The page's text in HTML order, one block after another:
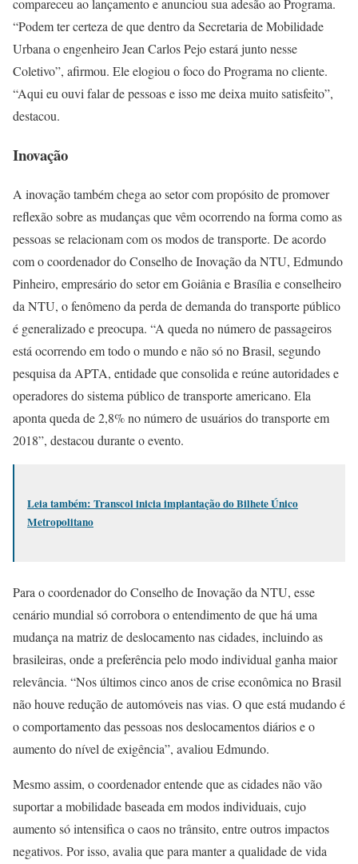
compareceu ao lançamento e anunciou sua adesão ao Programa.
“Podem ter certeza de que dentro da Secretaria de Mobilidade
Urbana o engenheiro Jean Carlos Pejo estará junto nesse
Coletivo”, afirmou. Ele elogiou o foco do Programa no cliente.
“Aqui eu ouvi falar de pessoas e isso me deixa muito satisfeito”,
destacou.
Inovação
A inovação também chega ao setor com propósito de promover
reflexão sobre as mudanças que vêm ocorrendo na forma como as
pessoas se relacionam com os modos de transporte. De acordo
com o coordenador do Conselho de Inovação da NTU, Edmundo
Pinheiro, empresário do setor em Goiânia e Brasília e conselheiro
da NTU, o fenômeno da perda de demanda do transporte público
é generalizado e preocupa. “A queda no número de passageiros
está ocorrendo em todo o mundo e não só no Brasil, segundo
pesquisa da APTA, entidade que consolida e reúne autoridades e
operadores do sistema público de transporte americano. Ela
aponta queda de 2,8% no número de usuários do transporte em
2018”, destacou durante o evento.
Leia também: Transcol inicia implantação do Bilhete Único
Metropolitano
Para o coordenador do Conselho de Inovação da NTU, esse
cenário mundial só corrobora o entendimento de que há uma
mudança na matriz de deslocamento nas cidades, incluindo as
brasileiras, onde a preferência pelo modo individual ganha maior
relevância. “Nos últimos cinco anos de crise econômica no Brasil
não houve redução de automóveis nas vias. O que está mudando é
o comportamento das pessoas nos deslocamentos diários e o
aumento do nível de exigência”, avaliou Edmundo.
Mesmo assim, o coordenador entende que as cidades não vão
suportar a mobilidade baseada em modos individuais, cujo
aumento só intensifica o caos no trânsito, entre outros impactos
negativos. Por isso, avalia que para manter a qualidade de vida